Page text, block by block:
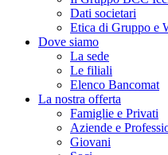
Dati societari
Etica di Gruppo e
Dove siamo
La sede
Le filiali
Elenco Bancomat
La nostra offerta
Famiglie e Privati
Aziende e
Giovani